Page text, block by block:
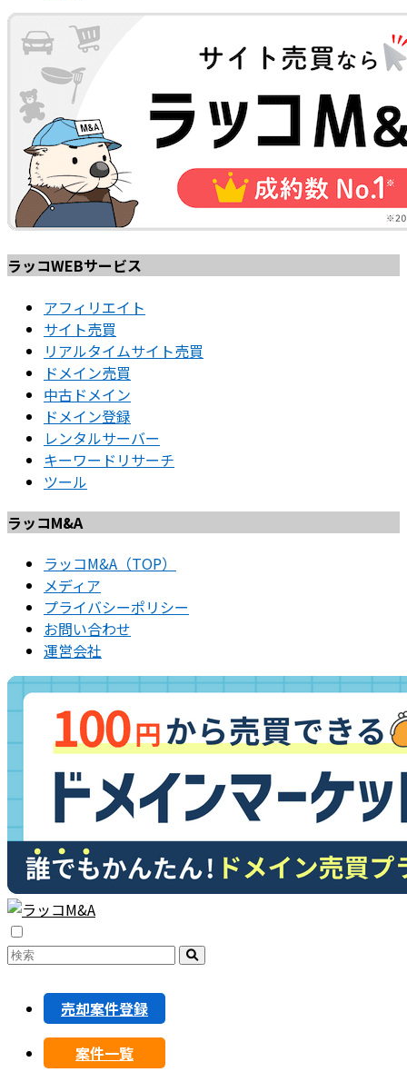
ラッコWEBサービス
アフィリエイト
サイト売買
リアルタイムサイト売買
ドメイン売買
中古ドメイン
ドメイン登録
レンタルサーバー
キーワードリサーチ
ツール
ラッコM&A
ラッコM&A（TOP）
メディア
プライバシーポリシー
お問い合わせ
運営会社
売却案件登録
案件一覧